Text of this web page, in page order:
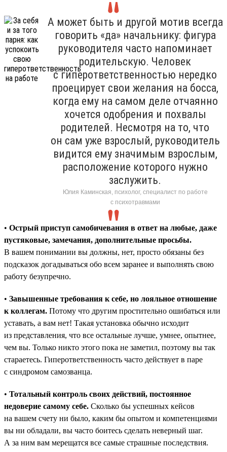
А может быть и другой мотив всегда
говорить «да» начальнику: фигура
руководителя часто напоминает
родительскую. Человек
с гиперответственностью нередко
проецирует свои желания на босса,
когда ему на самом деле отчаянно
хочется одобрения и похвалы
родителей. Несмотря на то, что
он сам уже взрослый, руководитель
видится ему значимым взрослым,
расположение которого нужно
заслужить.
Юлия Каминская, психолог, специалист по работе
с психотравмами
• Острый приступ самобичевания в ответ на любые, даже
пустяковые, замечания, дополнительные просьбы.
В вашем понимании вы должны, нет, просто обязаны без
подсказок догадываться обо всем заранее и выполнять свою
работу безупречно.
• Завышенные требования к себе, но лояльное отношение
к коллегам. Потому что другим простительно ошибаться или
уставать, а вам нет! Такая установка обычно исходит
из представления, что все остальные лучше, умнее, опытнее,
чем вы. Только никто этого пока не заметил, поэтому вы так
стараетесь. Гиперответственность часто действует в паре
с синдромом самозванца.
• Тотальный контроль своих действий, постоянное
недоверие самому себе. Сколько бы успешных кейсов
на вашем счету ни было, каким бы опытом и компетенциями
вы ни обладали, вы часто боитесь сделать неверный шаг.
А за ним вам мерещатся все самые страшные последствия.